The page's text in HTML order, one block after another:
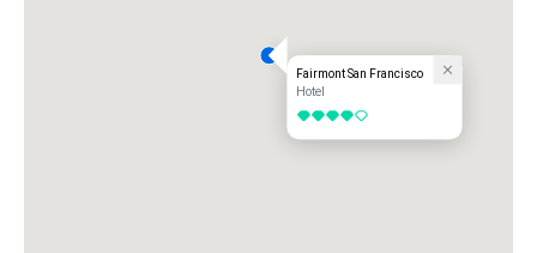
Fairmont San Francisco
Hotel
4 van 5